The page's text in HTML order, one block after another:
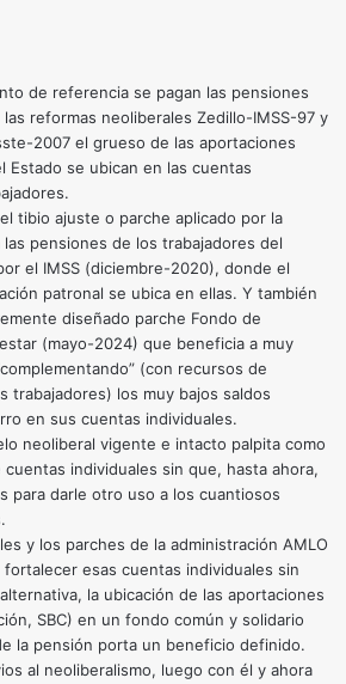
de referencia se pagan las pensiones
reformas neoliberales Zedillo-IMSS-97 y
2007 el grueso de las aportaciones
Estado se ubican en las cuentas
tibio ajuste o parche aplicado por la
pensiones de los trabajadores del
el IMSS (diciembre-2020), donde el
patronal se ubica en ellas. Y también
diseñado parche Fondo de
(mayo-2024) que beneficia a muy
(con recursos de
trabajadores) los muy bajos saldos
en sus cuentas individuales.
neoliberal vigente e intacto palpita como
individuales sin que, hasta ahora,
para darle otro uso a los cuantiosos
y los parches de la administración AMLO
esas cuentas individuales sin
la ubicación de las aportaciones
SBC) en un fondo común y solidario
la pensión porta un beneficio definido.
al neoliberalismo, luego con él y ahora